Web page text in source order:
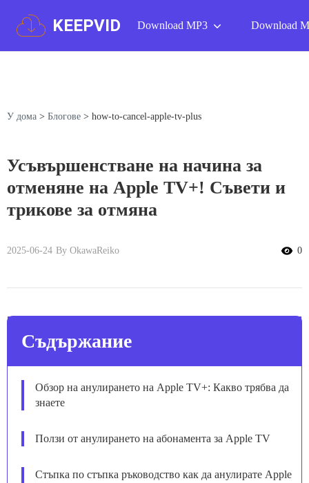
KEEPVID Download MP3 Download
У дома > Блогове > how-to-cancel-apple-tv-plus
Усъвършенстване на начина за
отменяне на Apple TV+! Съвети и
трикове за отмяна
2025-06-24 By OkawaReiko 0
Съдържание
Обзор на анулирането на Apple TV+: Какво трябва да
знаете
Ползи от анулирането на абонамента за Apple TV
Стъпка по стъпка ръководство как да анулирате Apple